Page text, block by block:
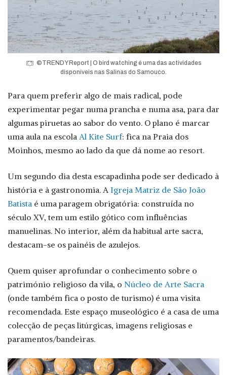
©TRENDY Report | O bird watching é uma das actividades
disponíveis nas Salinas do Samouco.
Para quem preferir algo de mais radical, pode
experimentar pegar numa prancha e numa asa, para dar
algumas piruetas ao sabor do vento. O plano é marcar
uma aula na escola Al Kite Surf: fica na Praia dos
Moinhos, mesmo ao lado da que dá nome ao resort.
Um segundo dia desta escapadinha pode ser dedicado à
história e à gastronomia. A Igreja Matriz de São João
Batista é uma paragem obrigatória: construída no
século XV, tem um estilo gótico com influências
manuelinas. No interior, além da habitual arte sacra,
destacam-se os painéis de azulejos.
Quem quiser aprofundar o conhecimento sobre o
património religioso da vila, o Núcleo de Arte Sacra
(onde também fica o posto de turismo) é uma visita
recomendada. Este espaço museológico é a casa de uma
colecção de peças litúrgicas, imagens religiosas e
paramentos/bandeiras.